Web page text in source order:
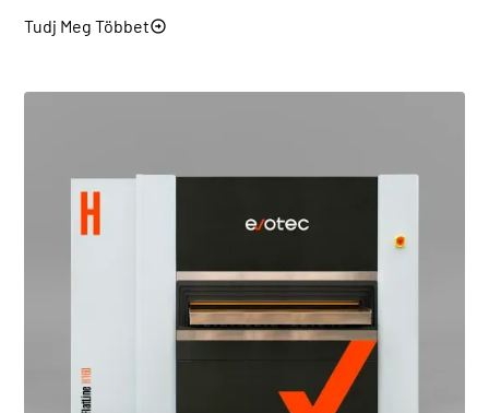
Tudj Meg Többet